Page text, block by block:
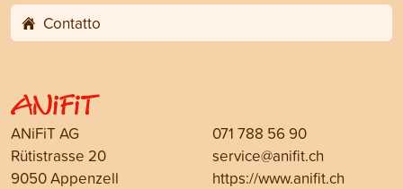
Contatto
ANiFiT AG
Rütistrasse 20
9050 Appenzell
071 788 56 90
service@anifit.ch
https://www.anifit.ch